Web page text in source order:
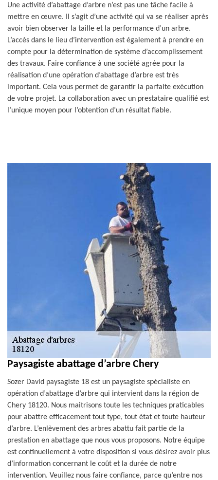
Une activité d’abattage d’arbre n’est pas une tâche facile à
mettre en œuvre. Il s’agit d’une activité qui va se réaliser après
avoir bien observer la taille et la performance d’un arbre.
L’accès dans le lieu d’intervention est également à prendre en
compte pour la détermination de système d’accomplissement
des travaux. Faire confiance à une société agrée pour la
réalisation d’une opération d’abattage d’arbre est très
important. Cela vous permet de garantir la parfaite exécution
de votre projet. La collaboration avec un prestataire qualifié est
l’unique moyen pour l’obtention d’un résultat fiable.
Paysagiste abattage d’arbre Chery
Sozer David paysagiste 18 est un paysagiste spécialiste en
opération d’abattage d’arbre qui intervient dans la région de
Chery 18120. Nous maitrisons toute les techniques praticables
pour abattre efficacement tout type, tout état et toute hauteur
d’arbre. L’enlèvement des arbres abattu fait partie de la
prestation en abattage que nous vous proposons. Notre équipe
est continuellement à votre disposition si vous désirez avoir plus
d’information concernant le coût et la durée de notre
intervention. Veuillez nous faire confiance, parce qu’entre nos